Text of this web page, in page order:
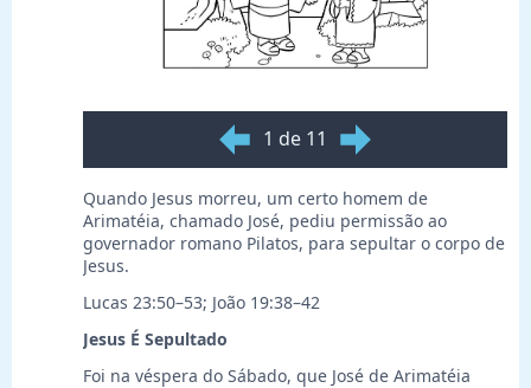
1 de 11
Quando Jesus morreu, um certo homem de
Arimatéia, chamado José, pediu permissão ao
governador romano Pilatos, para sepultar o corpo de
Jesus.
Lucas 23:50–53; João 19:38–42
Jesus É Sepultado
Foi na véspera do Sábado, que José de Arimatéia